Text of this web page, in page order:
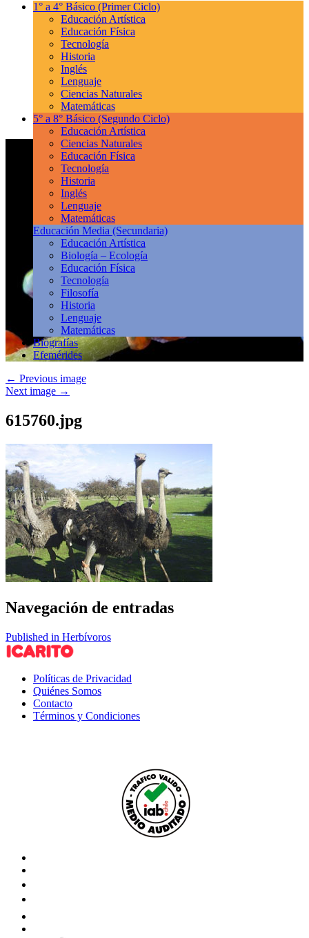
1° a 4° Básico (Primer Ciclo)
Educación Artística
Educación Física
Tecnología
Historia
Inglés
Lenguaje
Ciencias Naturales
Matemáticas
5° a 8° Básico (Segundo Ciclo)
Educación Artística
Ciencias Naturales
Educación Física
Tecnología
Historia
Inglés
Lenguaje
Matemáticas
Educación Media (Secundaria)
Educación Artística
Biología – Ecología
Educación Física
Tecnología
Filosofía
Historia
Lenguaje
Matemáticas
Biografías
Efemérides
← Previous image
Next image →
615760.jpg
Navegación de entradas
Published in Herbívoros
Políticas de Privacidad
Quiénes Somos
Contacto
Términos y Condiciones